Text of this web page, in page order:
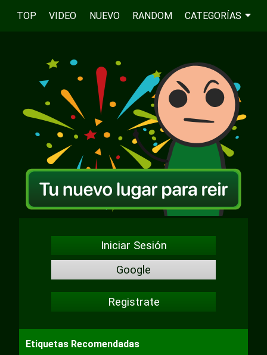
TOP VIDEO NUEVO RANDOM CATEGORÍAS
Iniciar Sesión
Google
Registrate
Etiquetas Recomendadas